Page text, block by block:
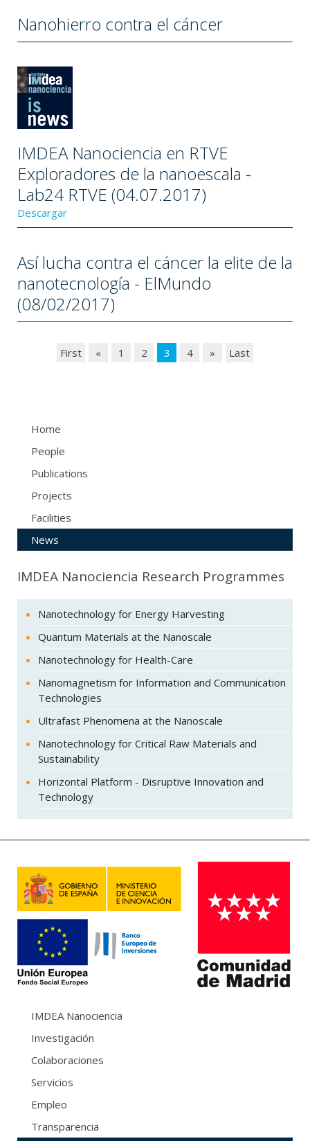
Nanohierro contra el cáncer
IMDEA Nanociencia en RTVE
Exploradores de la nanoescala -
Lab24 RTVE (04.07.2017)
Descargar
Así lucha contra el cáncer la elite de la
nanotecnología - ElMundo
(08/02/2017)
First « 1 2 3 4 » Last
Home
People
Publications
Projects
Facilities
News
IMDEA Nanociencia Research Programmes
Nanotechnology for Energy Harvesting
Quantum Materials at the Nanoscale
Nanotechnology for Health-Care
Nanomagnetism for Information and Communication
Technologies
Ultrafast Phenomena at the Nanoscale
Nanotechnology for Critical Raw Materials and
Sustainability
Horizontal Platform - Disruptive Innovation and
Technology
IMDEA Nanociencia
Investigación
Colaboraciones
Servicios
Empleo
Transparencia